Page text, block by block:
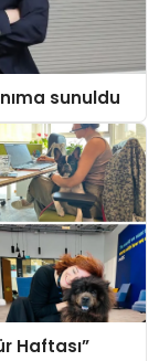
sunuldu
Haftası”